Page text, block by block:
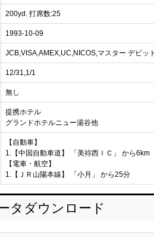
200yd. 打席数:25
1993-10-09
JCB,VISA,AMEX,UC,NICOS,マスター デビッ
12/31,1/1
無し
提携ホテル
グランドホテルニュー湯谷他
【自動車】
1.【中国自動車道】 「美祢西ＩＣ」 から6km
【電車・航空】
1.【ＪＲ山陽本線】 「小月」 から25分
タダウンロード